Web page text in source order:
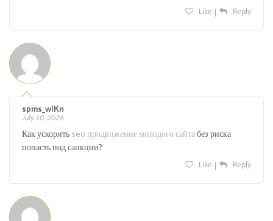
Like Reply
spms_wlKn
July 10, 2026
Как ускорить seo продвижение молодого сайта без риска
попасть под санкции?
Like Reply